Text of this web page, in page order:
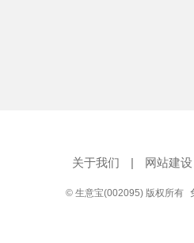
关于我们 | 网站建设
© 生意宝(002095) 版权所有